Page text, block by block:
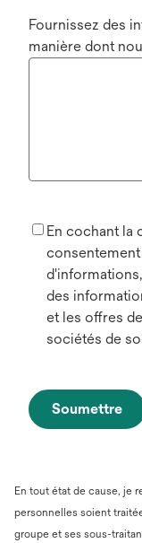
Fournissez des
manière dont
En cochant la
des
et les offres
sociétés de
Soumettre
En tout état de cause, je
personnelles soient
groupe et ses sous-